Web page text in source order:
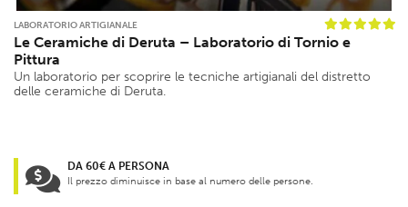
LABORATORIO ARTIGIANALE
Le Ceramiche di Deruta – Laboratorio di Tornio e
Pittura
Un laboratorio per scoprire le tecniche artigianali del distretto
delle ceramiche di Deruta.
DA 60€ A PERSONA
Il prezzo diminuisce in base al numero delle persone.